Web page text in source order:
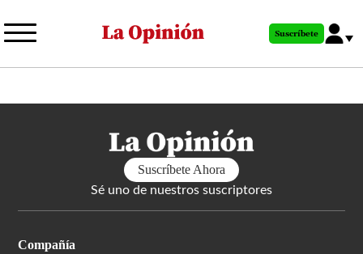
al
principal
Suscríbete
Suscríbete Ahora
Sé uno de nuestros suscriptores
Compañía